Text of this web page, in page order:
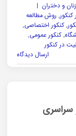
و دختران |
, روش مطالعه
, کنکور اختصاصی,
, کنکور عمومی,
در کنکور
ارسال دیدگاه